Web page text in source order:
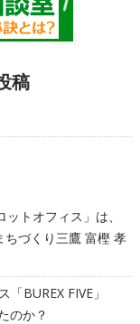
稿
トオフィス」は、
づくり三鷹 富樫 孝
「BUREX FIVE」
のか？